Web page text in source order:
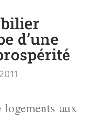
d’une
aux